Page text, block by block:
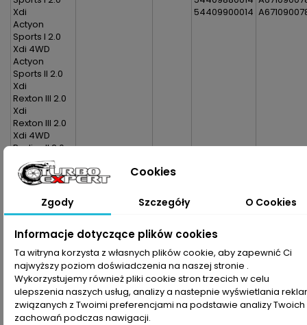
Xdi
Actyon
Sports I 2.0
Xdi 4WD
Actyon
Sports II 2.0
Xdi
Rexton III 2.0
Xdi
Rexton III 2.0
Xdi 4WD
Rodius II 2.0
Xdi
Rodius II 2.0
Xdi 4WD
54409900014
Dane zawarte w tabeli mogą odbiegać od rzeczywistości.
Dokładamy wszelkich starań aby jednak tak nie było.
Najlepszym kryterium doboru części jest sprawdzenie
numerów producenta na uszkodzonej części.
Cookies
Zgody Szczegóły O Cookies
Informacje dotyczące plików cookies
Ta witryna korzysta z własnych plików cookie, aby zapewnić Ci
najwyższy poziom doświadczenia na naszej stronie .
Wykorzystujemy również pliki cookie stron trzecich w celu
ulepszenia naszych usług, analizy a nastepnie wyświetlania
związanych z Twoimi preferencjami na podstawie analizy Twoich
zachowań podczas nawigacji.